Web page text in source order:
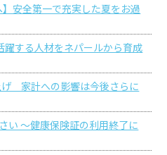
】安全第一で充実した夏をお過
躍する人材をネパールから育成
家計への影響は今後さらに
い ～健康保険証の利用終了に